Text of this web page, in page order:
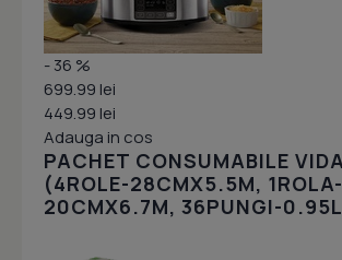
- 36 %
699.99 lei
449.99 lei
Adauga in cos
PACHET CONSUMABILE
(4ROLE-28CMX5.5M, 1ROLA-
20CMX6.7M, 36PUNGI-